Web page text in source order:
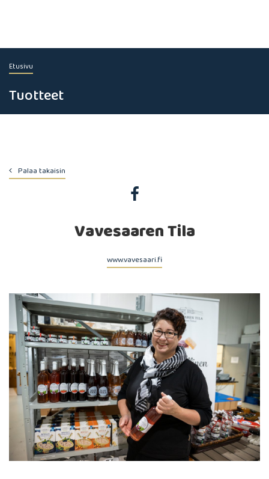
Etusivu
Tuotteet
Palaa takaisin
Vavesaaren Tila
www.vavesaari.fi